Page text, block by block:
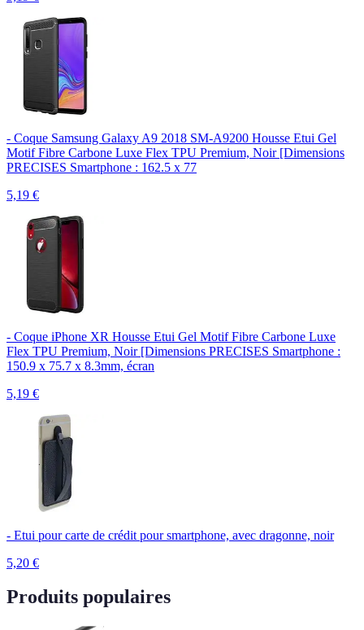
- Coque Samsung Galaxy A9 2018 SM-A9200 Housse Etui Gel
Motif Fibre Carbone Luxe Flex TPU Premium, Noir [Dimensions
PRECISES Smartphone : 162.5 x 77
5,19 €
- Coque iPhone XR Housse Etui Gel Motif Fibre Carbone Luxe
Flex TPU Premium, Noir [Dimensions PRECISES Smartphone :
150.9 x 75.7 x 8.3mm, écran
5,19 €
- Etui pour carte de crédit pour smartphone, avec dragonne, noir
5,20 €
Produits populaires